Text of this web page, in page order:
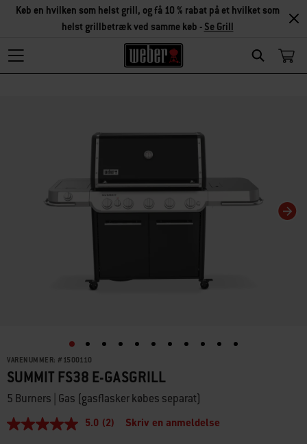
Search
Køb en hvilken som helst grill, og få 10 % rabat på et hvilket som
helst grillbetræk ved samme køb - Se Grill
VARENUMMER: # 1500110
SUMMIT FS38 E-GASGRILL
5 Burners | Gas (gasflasker købes separat)
5.0
5.0 (2) Skriv en anmeldelse